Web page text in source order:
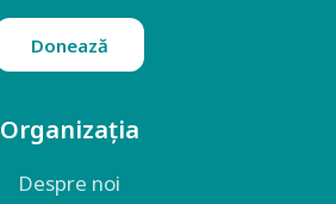
Donează
Organizația
Despre noi